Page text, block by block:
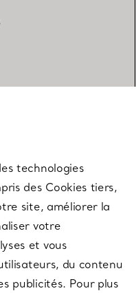
technologies
des Cookies tiers,
site, améliorer la
votre
et vous
du contenu
publicités. Pour plus